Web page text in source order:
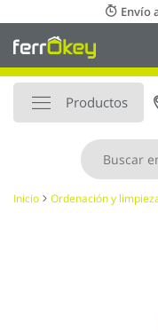
al
contenido
Envío
Productos
Inicio Ordenación y